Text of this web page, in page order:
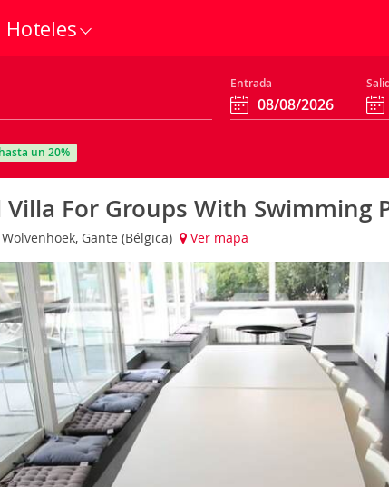
Hoteles
Entrada
un 20%
For Groups With Swimming
Gante (Bélgica) Ver mapa